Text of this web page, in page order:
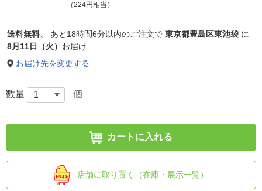
（224円相当）
送料無料、 あと 18時間6分以内のご注文で 東京都豊島区東池袋 に
8月11日（火） お届け
お届け先を変更する
数量 個
カートに入れる
店舗に取り置く（在庫・展示一覧）